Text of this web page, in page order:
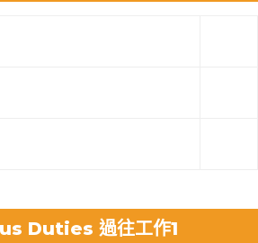
Duties 過往工作1